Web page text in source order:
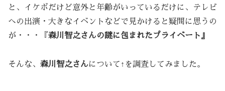
と、イケボだけど意外と年齢がいっているだけに、テレビ
への出演・大きなイベントなどで見かけると疑問に思うの
が・・・『 森川智之さんの謎に包まれたプライベート』
そんな、 森川智之さんについて↑を調査してみました。